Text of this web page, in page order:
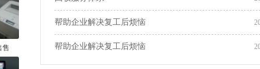
售
帮助企业解决复工后烦恼
帮助企业解决复工后烦恼